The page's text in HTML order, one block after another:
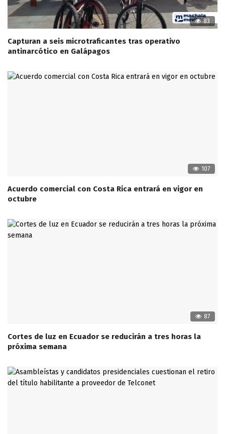
83
Capturan a seis microtraficantes tras operativo
antinarcótico en Galápagos
107
Acuerdo comercial con Costa Rica entrará en vigor en
octubre
87
Cortes de luz en Ecuador se reducirán a tres horas la
próxima semana